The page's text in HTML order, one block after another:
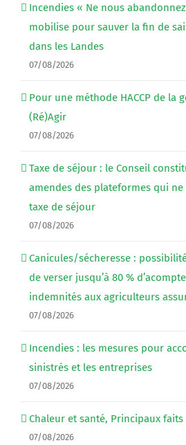
Incendies « Ne nous
mobilise pour sauver la fin de
dans les Landes
07/08/2026
Pour une méthode HACCP de la
(Ré)Agir
07/08/2026
Taxe de séjour : le Conseil
amendes des plateformes qui
taxe de séjour
07/08/2026
Canicules/sécheresse :
de verser jusqu’à 80 %
indemnités aux agriculteurs
07/08/2026
Incendies : les mesures pour
sinistrés et les entreprises
07/08/2026
Chaleur et santé, Principaux faits
07/08/2026